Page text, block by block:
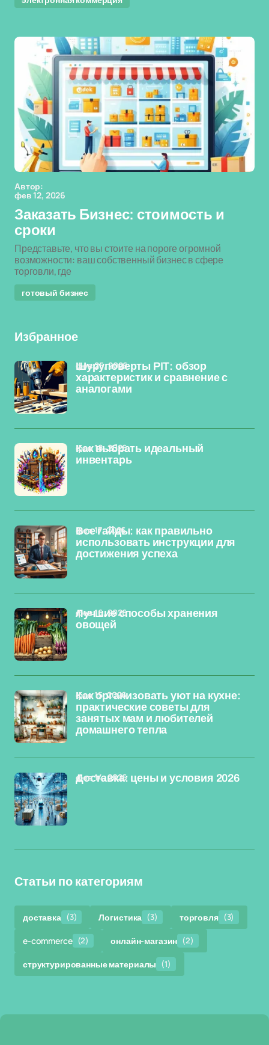
Автор:
фев 12, 2026
Заказать Бизнес: стоимость и
сроки
Представьте, что вы стоите на пороге огромной
возможности: ваш собственный бизнес в сфере
торговли, где
готовый бизнес
Избранное
Шуруповерты PIT: обзор
характеристик и сравнение с
аналогами
фев 25, 2026
Как выбрать идеальный
инвентарь
фев 18, 2026
Все гайды: как правильно
использовать инструкции для
достижения успеха
фев 17, 2026
Лучшие способы хранения
овощей
фев 16, 2026
Как организовать уют на кухне:
практические советы для
занятых мам и любителей
домашнего тепла
фев 15, 2026
Доставка: цены и условия 2026
фев 14, 2026
Статьи по категориям
доставка (3) Логистика (3) торговля (3)
e-commerce (2) онлайн-магазин (2)
структурированные материалы (1)